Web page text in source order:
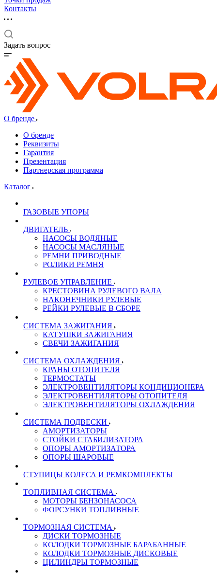
Контакты
Задать вопрос
О бренде
О бренде
Реквизиты
Гарантия
Презентация
Партнерская программа
Каталог
ГАЗОВЫЕ УПОРЫ
ДВИГАТЕЛЬ
НАСОСЫ ВОДЯНЫЕ
НАСОСЫ МАСЛЯНЫЕ
РЕМНИ ПРИВОДНЫЕ
РОЛИКИ РЕМНЯ
РУЛЕВОЕ УПРАВЛЕНИЕ
КРЕСТОВИНА РУЛЕВОГО ВАЛА
НАКОНЕЧНИКИ РУЛЕВЫЕ
РЕЙКИ РУЛЕВЫЕ В СБОРЕ
СИСТЕМА ЗАЖИГАНИЯ
КАТУШКИ ЗАЖИГАНИЯ
СВЕЧИ ЗАЖИГАНИЯ
СИСТЕМА ОХЛАЖДЕНИЯ
КРАНЫ ОТОПИТЕЛЯ
ТЕРМОСТАТЫ
ЭЛЕКТРОВЕНТИЛЯТОРЫ КОНДИЦИОНЕРА
ЭЛЕКТРОВЕНТИЛЯТОРЫ ОТОПИТЕЛЯ
ЭЛЕКТРОВЕНТИЛЯТОРЫ ОХЛАЖДЕНИЯ
СИСТЕМА ПОДВЕСКИ
АМОРТИЗАТОРЫ
СТОЙКИ СТАБИЛИЗАТОРА
ОПОРЫ АМОРТИЗАТОРА
ОПОРЫ ШАРОВЫЕ
СТУПИЦЫ КОЛЕСА И РЕМКОМПЛЕКТЫ
ТОПЛИВНАЯ СИСТЕМА
МОТОРЫ БЕНЗОНАСОСА
ФОРСУНКИ ТОПЛИВНЫЕ
ТОРМОЗНАЯ СИСТЕМА
ДИСКИ ТОРМОЗНЫЕ
КОЛОДКИ ТОРМОЗНЫЕ БАРАБАННЫЕ
КОЛОДКИ ТОРМОЗНЫЕ ДИСКОВЫЕ
ЦИЛИНДРЫ ТОРМОЗНЫЕ